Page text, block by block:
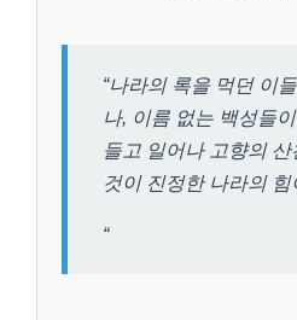
“나라의 록을 먹던 이
나, 이름 없는 백성들
들고 일어나 고향의
것이 진정한 나라의 힘
“